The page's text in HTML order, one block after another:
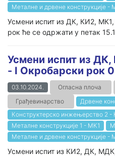
Металне и дрвене конструкције -
Усмени испит из ДК, КИ2,
рок ће се одржати у петак
Усмени испит из
- I Окробарски рок
03.10.2024. Огласна плоча
Грађевинарство
Дрвене
Конструктерско инжењерство 2 -
Металне конструкције 1 - МК1
Металне и дрвене конструкције -
Усмени испит из КИ2, ДК,